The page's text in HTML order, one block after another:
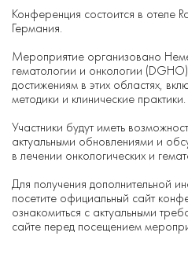
Конференция состоится в отеле
Германия.
Мероприятие организовано
гематологии и онкологии
достижениям в этих областях,
методики и клинические практики.
Участники будут иметь
актуальными обновлениями и
в лечении онкологических и
Для получения дополнительной
посетите официальный сайт
ознакомиться с актуальными
сайте перед посещением